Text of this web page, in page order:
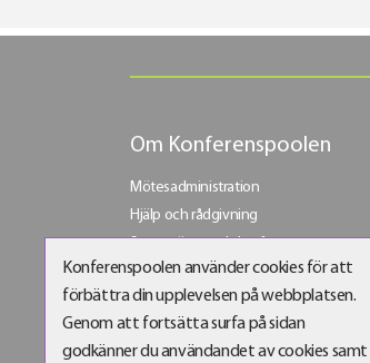
Konferenspoolen använder cookies för att
förbättra din upplevelsen på webbplatsen.
Genom att fortsätta surfa på sidan
godkänner du användandet av cookies samt
Om Konferenspoolen
Mötesadministration
Hjälp och rådgivning
Stora möten och konferenser
Bli vår företagskund
Bli partner